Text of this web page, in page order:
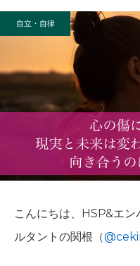
自立・自律
こんにちは、HSP&エ
ルタントの関根（